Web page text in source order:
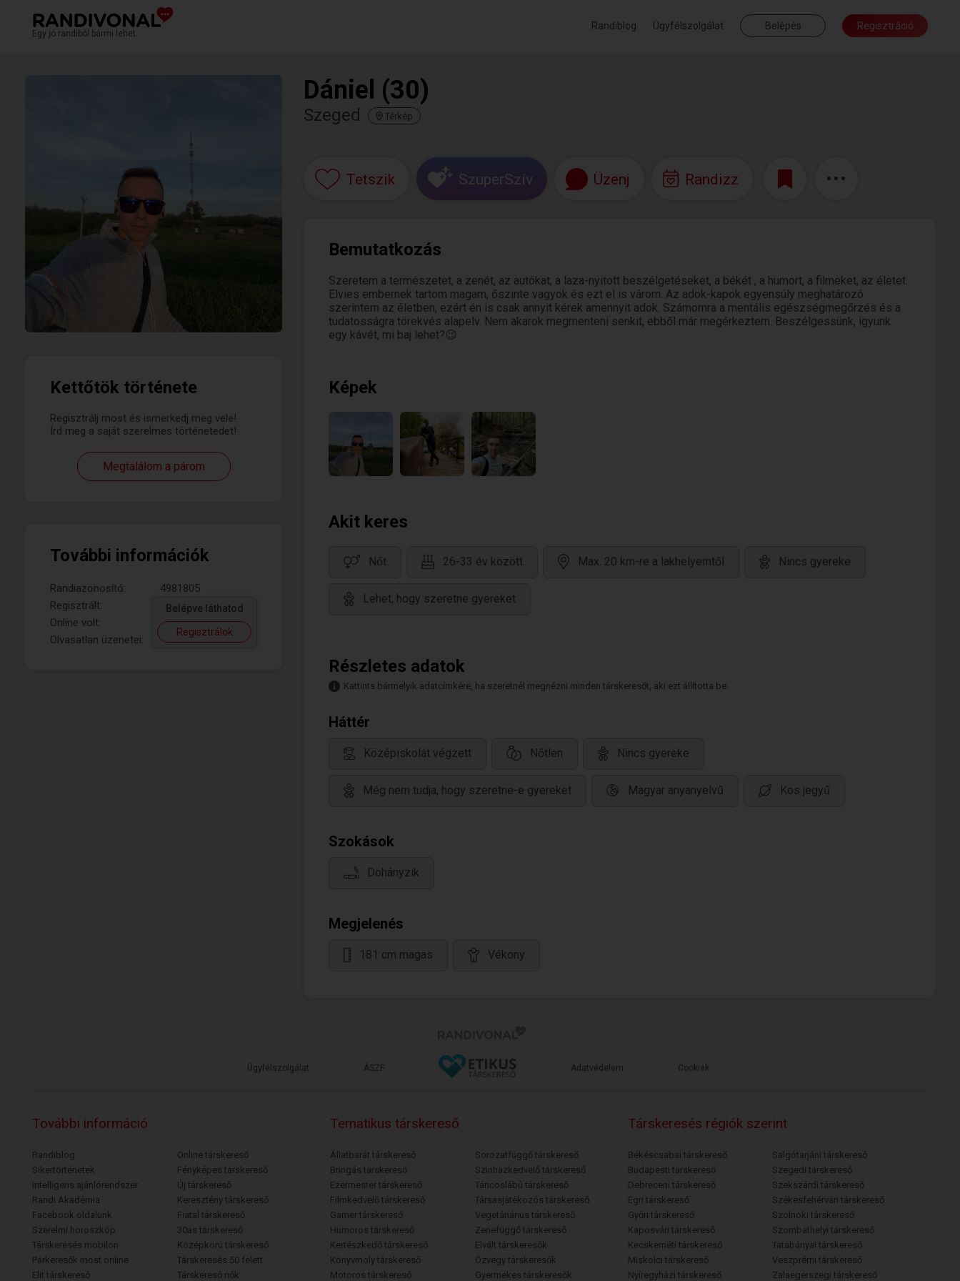
Egy jó randiból bármi lehet.
Randiblog Ügyfélszolgálat Belépés Regisztráció
Kettőtök története
Regisztrálj most és ismerkedj meg vele!
Írd meg a saját szerelmes történetedet!
Megtalálom a párom
További információk
Randiazonosító:
4981805
Regisztrált:
Online volt:
Olvasatlan üzenetei:
Belépve láthatod
Regisztrálok
Dániel (30)
Szeged Térkép
Tetszik SzuperSzív Üzenj Randizz
Bemutatkozás
Szeretem a természetet, a zenét, az autókat, a laza-nyitott beszélgetéseket, a békét , a humort, a filmeket, az életet.
Elvies embernek tartom magam, őszinte vagyok és ezt el is várom. Az adok-kapok egyensúly meghatározó
szerintem az életben, ezért én is csak annyit kérek amennyit adok. Számomra a mentális egészségmegőrzés és a
tudatosságra törekvés alapelv. Nem akarok megmenteni senkit, ebből már megérkeztem. Beszélgessünk, igyunk
egy kávét, mi baj lehet?😉
Képek
Akit keres
Nőt 26-33 év között Max. 20 km-re a lakhelyemtől Nincs gyereke
Lehet, hogy szeretne gyereket
Részletes adatok
Kattints bármelyik adatcímkére, ha szeretnél megnézni minden társkeresőt, aki ezt állította be.
Háttér
Középiskolát végzett Nőtlen Nincs gyereke
Még nem tudja, hogy szeretne-e gyereket Magyar anyanyelvű Kos jegyű
Szokások
Dohányzik
Megjelenés
181 cm magas Vékony
Ügyfélszolgálat ÁSZF Adatvédelem Cookiek
További információ
Randiblog
Sikertörténetek
Intelligens ajánlórendszer
Randi Akadémia
Facebook oldalunk
Szerelmi horoszkóp
Társkeresés mobilon
Párkeresők most online
Elit társkereső
Online társkereső
Fényképes társkereső
Új társkereső
Keresztény társkereső
Fiatal társkereső
30as társkereső
Középkorú társkereső
Társkeresés 50 felett
Társkereső nők
Tematikus társkereső
Állatbarát társkereső
Bringás társkereső
Ezermester társkereső
Filmkedvelő társkereső
Gamer társkereső
Humoros társkereső
Kertészkedő társkereső
Könyvmoly társkereső
Motoros társkereső
Sorozatfüggő társkereső
Színházkedvelő társkereső
Táncoslábú társkereső
Társasjátékozós társkereső
Vegetáriánus társkereső
Zenefüggő társkereső
Elvált társkeresők
Özvegy társkeresők
Gyermekes társkeresők
Társkeresés régiók szerint
Békéscsabai társkereső
Budapesti társkereső
Debreceni társkereső
Egri társkereső
Győri társkereső
Kaposvári társkereső
Kecskeméti társkereső
Miskolci társkereső
Nyíregyházi társkereső
Salgótarjáni társkereső
Szegedi társkereső
Szekszárdi társkereső
Székesfehérvári társkereső
Szolnoki társkereső
Szombathelyi társkereső
Tatabányai társkereső
Veszprémi társkereső
Zalaegerszegi társkereső